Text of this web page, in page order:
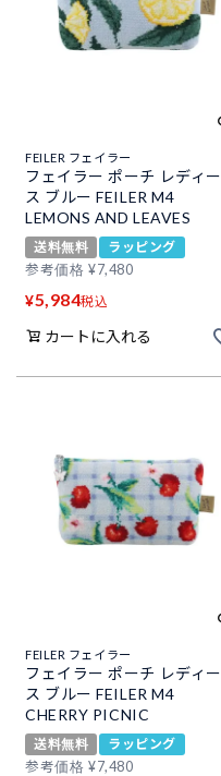
FEILER フェイラー
フェイラー ポーチ レディー
ス ブルー FEILER M4
LEMONS AND LEAVES
送料無料
ラッピング
参考価格 ¥7,480
¥5,984税込
カートに入れる
FEILER フェイラー
フェイラー ポーチ レディー
ス ブルー FEILER M4
CHERRY PICNIC
送料無料
ラッピング
参考価格 ¥7,480